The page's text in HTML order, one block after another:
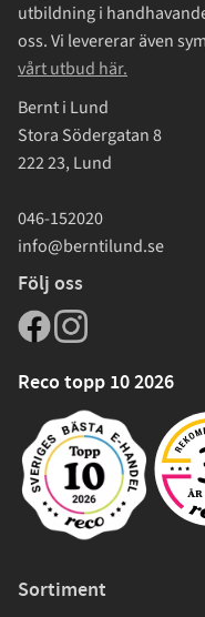
utbildning i
oss. Vi levererar även
vårt utbud här.
Bernt i Lund
Stora Södergatan 8
222 23, Lund
046-152020
info@berntilund.se
Följ oss
Reco topp 10 2026
Sortiment